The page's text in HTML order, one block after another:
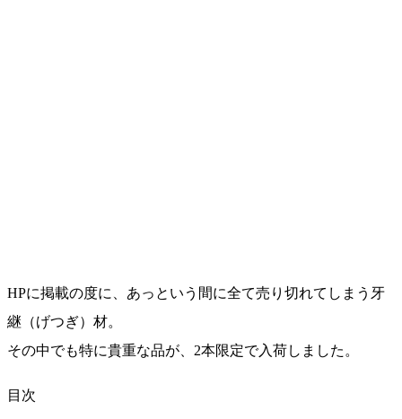
HPに掲載の度に、あっという間に全て売り切れてしまう牙
継（げつぎ）材。
その中でも特に貴重な品が、2本限定で入荷しました。
目次